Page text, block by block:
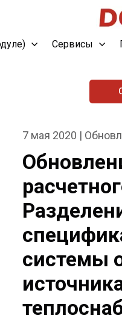
Сервисы
7 мая 2020 |
системы